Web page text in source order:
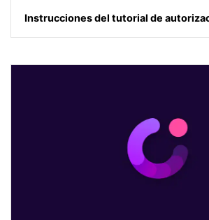
Instrucciones del tutorial de